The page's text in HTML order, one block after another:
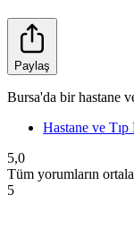
Paylaş
Bursa'da bir hastane
Hastane ve
5,0
Tüm yorumların
5